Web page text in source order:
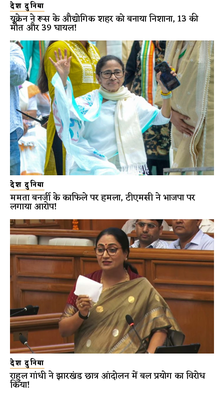
देश दुनिया
यूक्रेन ने रूस के औद्योगिक शहर को बनाया निशाना, 13 की
मौत और 39 घायल!
देश दुनिया
ममता बनर्जी के काफिले पर हमला, टीएमसी ने भाजपा पर
लगाया आरोप!
देश दुनिया
राहुल गांधी ने झारखंड छात्र आंदोलन में बल प्रयोग का विरोध
किया!